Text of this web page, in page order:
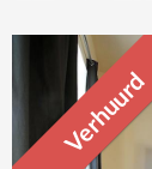
Verhuurd